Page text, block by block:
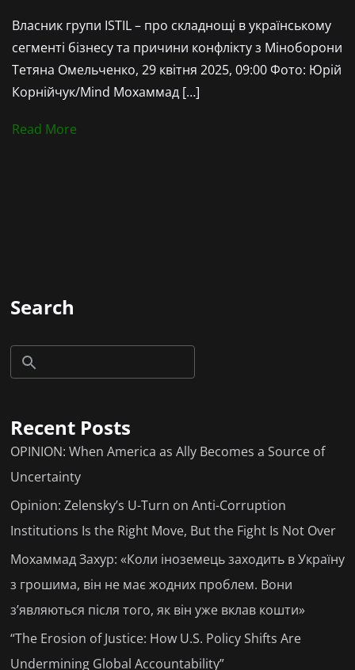
Власник групи ISTIL – про складнощі в українському
сегменті бізнесу та причини конфлікту з Міноборони
Тетяна Омельченко, 29 квітня 2025, 09:00 Фото: Юрій
Корнійчук/Mind Мохаммад […]
Read More
Search
Recent Posts
OPINION: When America as Ally Becomes a Source of
Uncertainty
Opinion: Zelensky’s U-Turn on Anti-Corruption
Institutions Is the Right Move, But the Fight Is Not Over
Мохаммад Захур: «Коли іноземець заходить в Україну
з грошима, він не має жодних проблем. Вони
з’являються після того, як він уже вклав кошти»
“The Erosion of Justice: How U.S. Policy Shifts Are
Undermining Global Accountability”